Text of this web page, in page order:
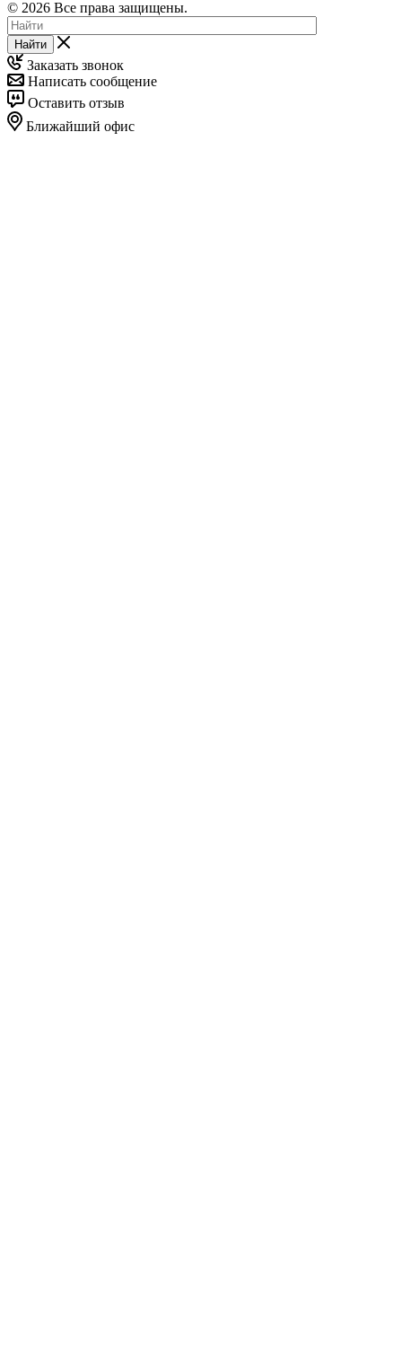
© 2026 Все права защищены.
Найти
Заказать звонок
Написать сообщение
Оставить отзыв
Ближайший офис